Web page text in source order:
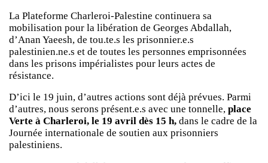
La Plateforme Charleroi-Palestine continuera sa
mobilisation pour la libération de Georges Abdallah,
d’Anan Yaeesh, de tou.te.s les prisonnier.e.s
palestinien.ne.s et de toutes les personnes emprisonnées
dans les prisons impérialistes pour leurs actes de
résistance.
D’ici le 19 juin, d’autres actions sont déjà prévues. Parmi
d’autres, nous serons présent.e.s avec une tonnelle, place
Verte à Charleroi, le 19 avril dès 15 h, dans le cadre de la
Journée internationale de soutien aux prisonniers
palestiniens.